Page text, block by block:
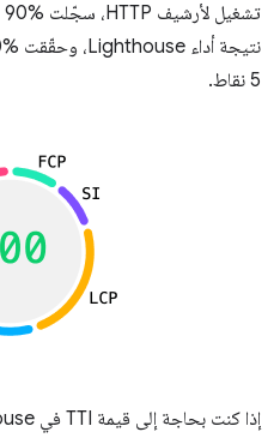
5 نقاط.